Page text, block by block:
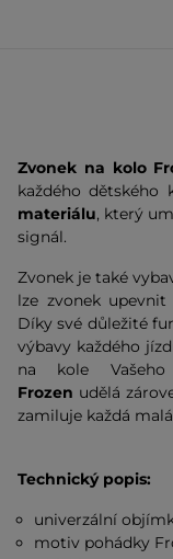
Zvonek na kolo
každého dětského
materiálu, který
signál.
Zvonek je také
lze zvonek
Díky své důležité
výbavy každého
na kole
Frozen udělá
zamiluje každá
Technický popis:
univerzální
motiv pohádky